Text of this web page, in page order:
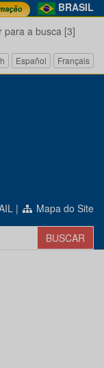
BRASIL
para a busca [3]
Español Français
| Mapa do Site